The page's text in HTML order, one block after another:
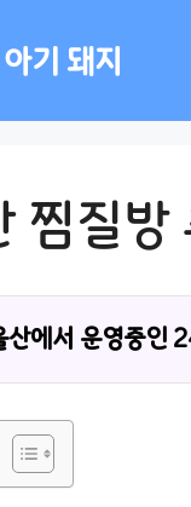
아기 돼지
찜질
산에서 운영중인